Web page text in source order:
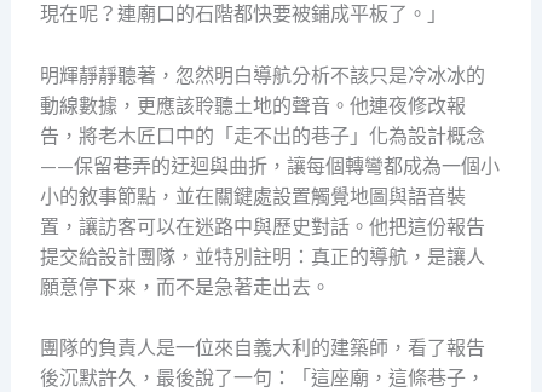
現在呢？連廟口的石階都快要被鋪成平板了。」
明輝靜靜聽著，忽然明白導航分析不該只是冷冰冰的
動線數據，更應該聆聽土地的聲音。他連夜修改報
告，將老木匠口中的「走不出的巷子」化為設計概念
——保留巷弄的迂迴與曲折，讓每個轉彎都成為一個小
小的敘事節點，並在關鍵處設置觸覺地圖與語音裝
置，讓訪客可以在迷路中與歷史對話。他把這份報告
提交給設計團隊，並特別註明：真正的導航，是讓人
願意停下來，而不是急著走出去。
團隊的負責人是一位來自義大利的建築師，看了報告
後沉默許久，最後說了一句：「這座廟，這條巷子，